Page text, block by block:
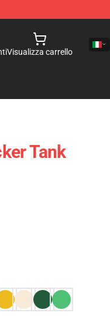
Visualizza carrello
Tank